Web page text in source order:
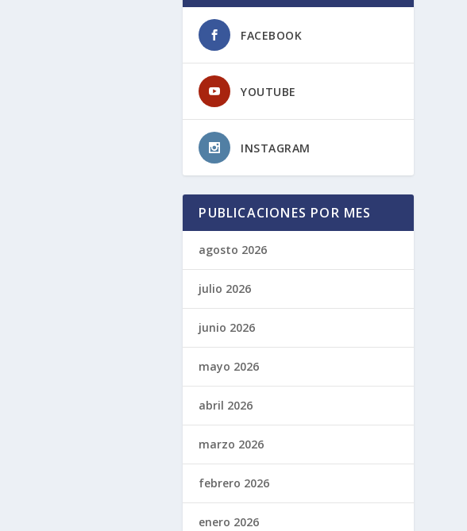
FACEBOOK
YOUTUBE
INSTAGRAM
PUBLICACIONES POR MES
agosto 2026
julio 2026
junio 2026
mayo 2026
abril 2026
marzo 2026
febrero 2026
enero 2026